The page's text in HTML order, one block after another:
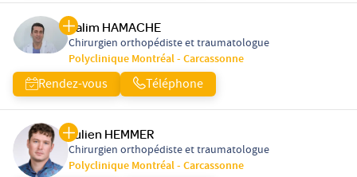
Salim HAMACHE
Chirurgien orthopédiste et traumatologue
Polyclinique Montréal - Carcassonne
Rendez-vous Téléphone
Julien HEMMER
Chirurgien orthopédiste et traumatologue
Polyclinique Montréal - Carcassonne